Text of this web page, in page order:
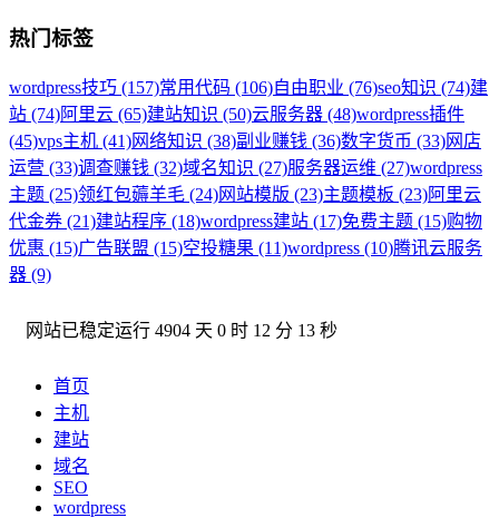
热门标签
wordpress技巧 (157)常用代码 (106)自由职业 (76)seo知识 (74)建
站 (74)阿里云 (65)建站知识 (50)云服务器 (48)wordpress插件
(45)vps主机 (41)网络知识 (38)副业赚钱 (36)数字货币 (33)网店
运营 (33)调查赚钱 (32)域名知识 (27)服务器运维 (27)wordpress
主题 (25)领红包薅羊毛 (24)网站模版 (23)主题模板 (23)阿里云
代金券 (21)建站程序 (18)wordpress建站 (17)免费主题 (15)购物
优惠 (15)广告联盟 (15)空投糖果 (11)wordpress (10)腾讯云服务
器 (9)
网站已稳定运行 4904 天 0 时 12 分 14 秒
首页
主机
建站
域名
SEO
wordpress